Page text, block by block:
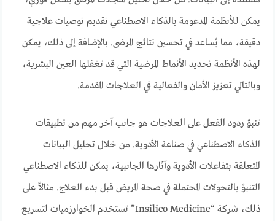
يمكن للأنظمة المدعومة بالذكاء الاصطناعي تقديم توصيات علاجية
دقيقة، مما يُساعد في تحسين نتائج المرضى. بالإضافة إلى ذلك، يمكن
لهذه الأنظمة تحديد الأنماط المرضية التي قد تغفلها العين البشرية،
وبالتالي تعزيز الأمان والفعالية في العلاجات المقدمة.
تنبؤ ردود الفعل على العلاجات هو جانب آخر مهم من تطبيقات
الذكاء الاصطناعي في صناعة الأدوية. من خلال تحليل البيانات
المتعلقة بتفاعلات الأدوية وآثارها الجانبية، يمكن للذكاء الاصطناعي
التنبؤ بالتحولات المحتملة في صحة المريض قبل بدء العلاج. مثالاً على
ذلك، شركة “Insilico Medicine” تستخدم الخوارزميات لتسريع